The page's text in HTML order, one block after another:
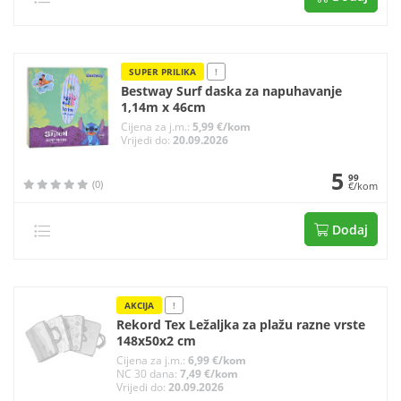
SUPER PRILIKA !
Bestway Surf daska za napuhavanje
1,14m x 46cm
Cijena za j.m.:5,99 €/kom
Vrijedi do:20.09.2026
(0) 5 99
€/kom
Dodaj
AKCIJA !
Rekord Tex Ležaljka za plažu razne vrste
148x50x2 cm
Cijena za j.m.:6,99 €/kom
NC 30 dana:7,49 €/kom
Vrijedi do:20.09.2026